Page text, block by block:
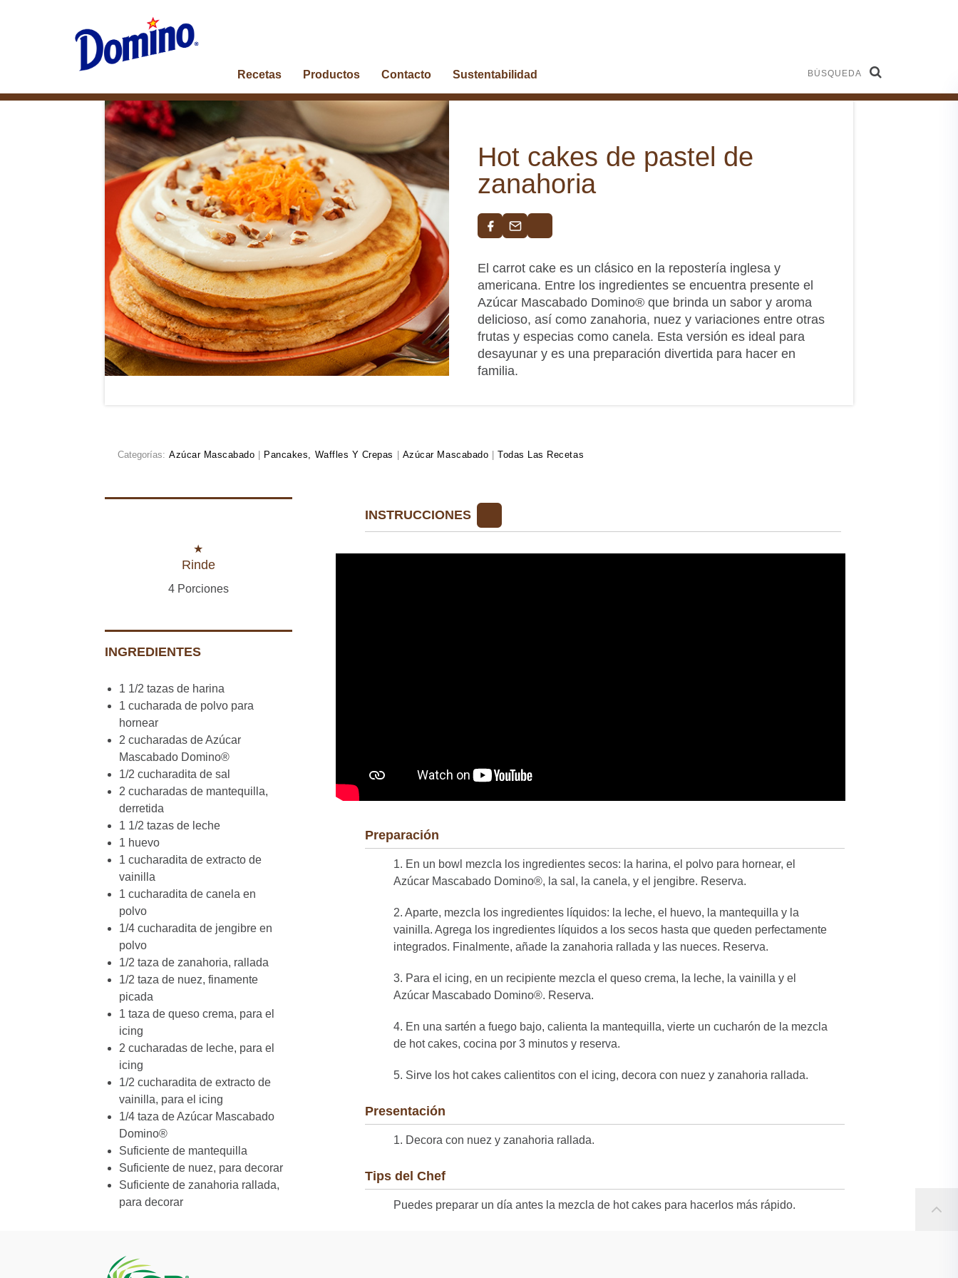
Recetas Productos Contacto Sustentabilidad
Búsqueda
Hot cakes de pastel de
zanahoria
El carrot cake es un clásico en la repostería inglesa y
americana. Entre los ingredientes se encuentra presente el
Azúcar Mascabado Domino® que brinda un sabor y aroma
delicioso, así como zanahoria, nuez y variaciones entre otras
frutas y especias como canela. Esta versión es ideal para
desayunar y es una preparación divertida para hacer en
familia.
Categorías: Azúcar Mascabado Pancakes, Waffles Y Crepas Azúcar Mascabado Todas Las Recetas
Rinde
4 Porciones
INGREDIENTES
1 1/2 tazas de harina
1 cucharada de polvo para
hornear
2 cucharadas de Azúcar
Mascabado Domino®
1/2 cucharadita de sal
2 cucharadas de mantequilla,
derretida
1 1/2 tazas de leche
1 huevo
1 cucharadita de extracto de
vainilla
1 cucharadita de canela en
polvo
1/4 cucharadita de jengibre en
polvo
1/2 taza de zanahoria, rallada
1/2 taza de nuez, finamente
picada
1 taza de queso crema, para el
icing
2 cucharadas de leche, para el
icing
1/2 cucharadita de extracto de
vainilla, para el icing
1/4 taza de Azúcar Mascabado
Domino®
Suficiente de mantequilla
Suficiente de nuez, para decorar
Suficiente de zanahoria rallada,
para decorar
INSTRUCCIONES
Preparación
1. En un bowl mezcla los ingredientes secos: la harina, el polvo para hornear, el
Azúcar Mascabado Domino®, la sal, la canela, y el jengibre. Reserva.
2. Aparte, mezcla los ingredientes líquidos: la leche, el huevo, la mantequilla y la
vainilla. Agrega los ingredientes líquidos a los secos hasta que queden perfectamente
integrados. Finalmente, añade la zanahoria rallada y las nueces. Reserva.
3. Para el icing, en un recipiente mezcla el queso crema, la leche, la vainilla y el
Azúcar Mascabado Domino®. Reserva.
4. En una sartén a fuego bajo, calienta la mantequilla, vierte un cucharón de la mezcla
de hot cakes, cocina por 3 minutos y reserva.
5. Sirve los hot cakes calientitos con el icing, decora con nuez y zanahoria rallada.
Presentación
1. Decora con nuez y zanahoria rallada.
Tips del Chef
Puedes preparar un día antes la mezcla de hot cakes para hacerlos más rápido.